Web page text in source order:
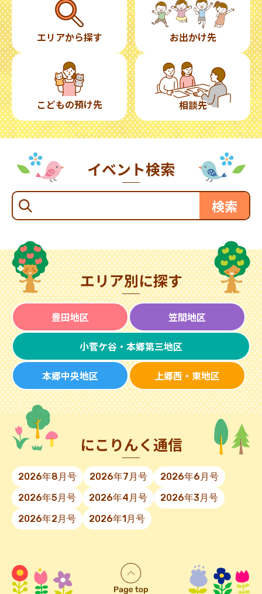
エリアから探す お出かけ先
こどもの預け先 相談先
イベント検索
エリア別に探す
豊田地区 笠間地区
小菅ケ谷・本郷第三地区
本郷中央地区 上郷西・東地区
にこりんく通信
2026年8月号 2026年7月号
2026年6月号
2026年5月号
2026年4月号
2026年3月号
2026年2月号
2026年1月号